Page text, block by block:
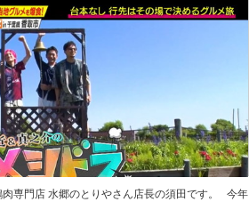
専門店 水郷のとりやさん店長の須田です。 今年